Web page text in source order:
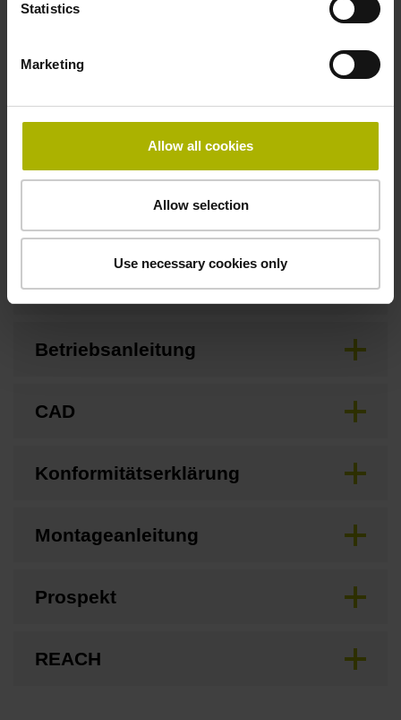
Statistics
Marketing
Allow all cookies
Allow selection
Use necessary cookies only
3,00 m/s
Besonderheiten, Längenmessgerät
keine
Downloads / CAD / Montage
Anschlussmaße
Betriebsanleitung
CAD
Konformitätserklärung
Montageanleitung
Prospekt
REACH